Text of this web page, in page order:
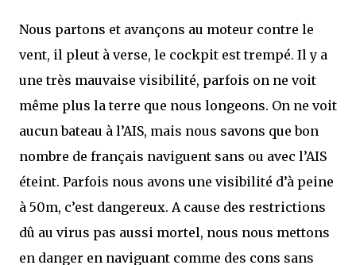
Nous partons et avançons au moteur contre le
vent, il pleut à verse, le cockpit est trempé. Il y a
une très mauvaise visibilité, parfois on ne voit
même plus la terre que nous longeons. On ne voit
aucun bateau à l’AIS, mais nous savons que bon
nombre de français naviguent sans ou avec l’AIS
éteint. Parfois nous avons une visibilité d’à peine
à 50m, c’est dangereux. A cause des restrictions
dû au virus pas aussi mortel, nous nous mettons
en danger en naviguant comme des cons sans